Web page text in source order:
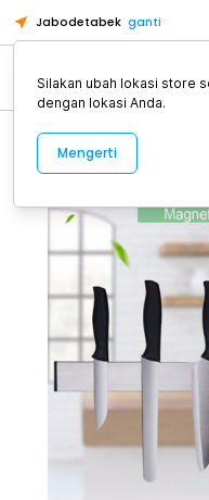
Jabodetabek ganti
Alat Kopi
Silakan ubah lokasi store
dengan lokasi Anda.
Mengerti